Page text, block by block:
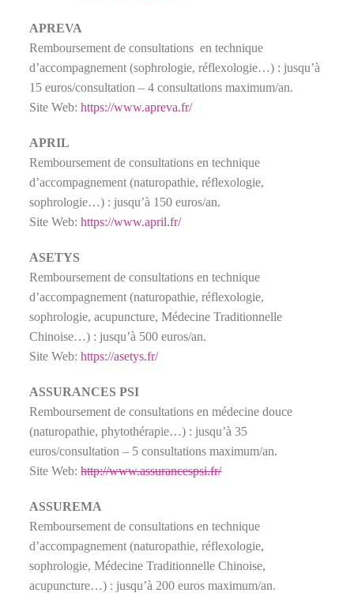
APREVA
Remboursement de consultations en technique
d’accompagnement (sophrologie, réflexologie…) : jusqu’à
15 euros/consultation – 4 consultations maximum/an.
Site Web:https://www.apreva.fr/
APRIL
Remboursement de consultations en technique
d’accompagnement (naturopathie, réflexologie,
sophrologie…) : jusqu’à 150 euros/an.
Site Web:https://www.april.fr/
ASETYS
Remboursement de consultations en technique
d’accompagnement (naturopathie, réflexologie,
sophrologie, acupuncture, Médecine Traditionnelle
Chinoise…) : jusqu’à 500 euros/an.
Site Web:https://asetys.fr/
ASSURANCES PSI
Remboursement de consultations en médecine douce
(naturopathie, phytothérapie…) : jusqu’à 35
euros/consultation – 5 consultations maximum/an.
Site Web:http://www.assurancespsi.fr/
ASSUREMA
Remboursement de consultations en technique
d’accompagnement (naturopathie, réflexologie,
sophrologie, Médecine Traditionnelle Chinoise,
acupuncture…) : jusqu’à 200 euros maximum/an.